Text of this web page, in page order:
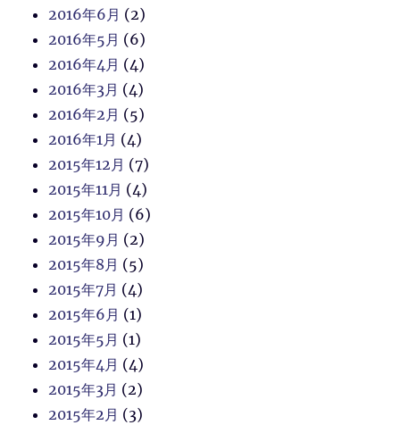
2016年6月 (2)
2016年5月 (6)
2016年4月 (4)
2016年3月 (4)
2016年2月 (5)
2016年1月 (4)
2015年12月 (7)
2015年11月 (4)
2015年10月 (6)
2015年9月 (2)
2015年8月 (5)
2015年7月 (4)
2015年6月 (1)
2015年5月 (1)
2015年4月 (4)
2015年3月 (2)
2015年2月 (3)